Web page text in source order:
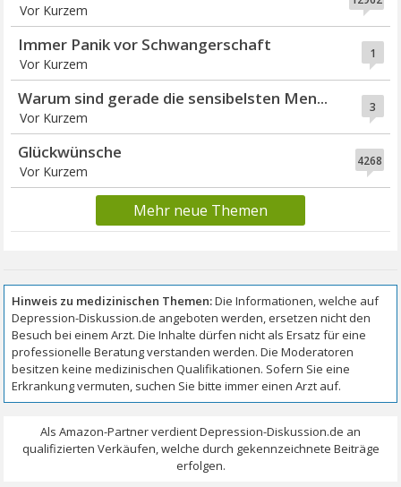
Vor Kurzem
1
Immer Panik vor Schwangerschaft
Vor Kurzem
3
Warum sind gerade die sensibelsten Men...
Vor Kurzem
4268
Glückwünsche
Vor Kurzem
Mehr neue Themen